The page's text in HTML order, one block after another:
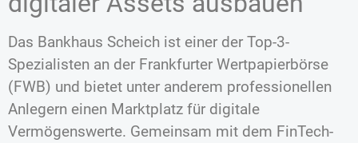
Das Bankhaus Scheich ist einer der Top-3-
Spezialisten an der Frankfurter Wertpapierbörse
(FWB) und bietet unter anderem professionellen
Anlegern einen Marktplatz für digitale
Vermögenswerte. Gemeinsam mit dem FinTech-